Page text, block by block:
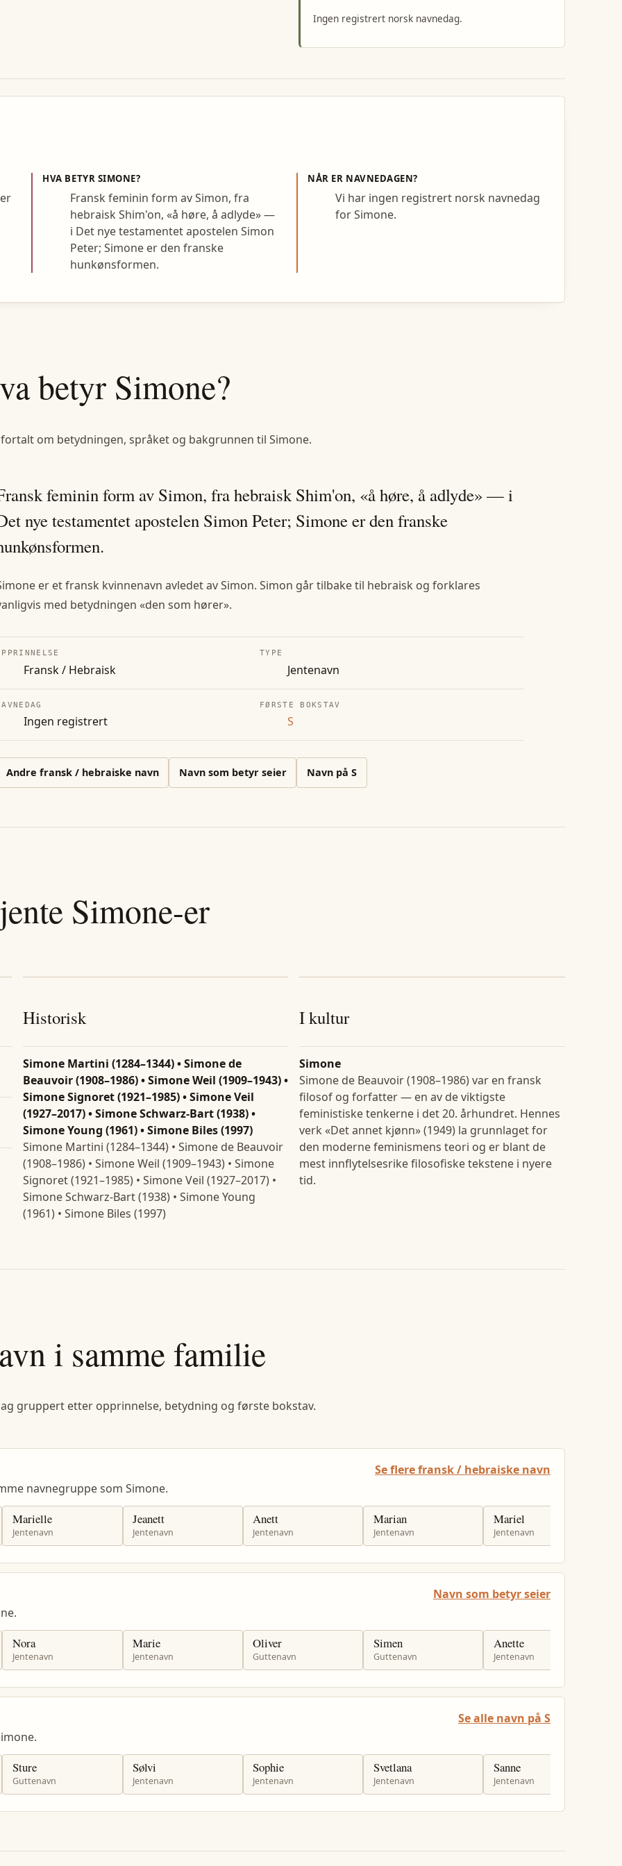
Ingen registrert norsk navnedag.
HVA BETYR SIMONE?
Fransk feminin form av Simon, fra
hebraisk Shim'on, «å høre, å adlyde» —
i Det nye testamentet apostelen Simon
Peter; Simone er den franske
hunkønsformen.
NÅR ER NAVNEDAGEN?
Vi har ingen registrert norsk navnedag
for Simone.
betyr Simone?
om betydningen, språket og bakgrunnen til Simone.
feminin form av Simon, fra hebraisk Shim'on, «å høre, å adlyde» — i
nye testamentet apostelen Simon Peter; Simone er den franske
er et fransk kvinnenavn avledet av Simon. Simon går tilbake til hebraisk og forklares
med betydningen «den som hører».
Fransk / Hebraisk
TYPE
Jentenavn
Ingen registrert
FØRSTE BOKSTAV
S
Andre fransk / hebraiske navn Navn som betyr seier Navn på S
Simone-er
Historisk
Simone Martini (1284–1344) • Simone de
Beauvoir (1908–1986) • Simone Weil (1909–1943) •
Simone Signoret (1921–1985) • Simone Veil
(1927–2017) • Simone Schwarz-Bart (1938) •
Simone Young (1961) • Simone Biles (1997)
Simone Martini (1284–1344) • Simone de Beauvoir
(1908–1986) • Simone Weil (1909–1943) • Simone
Signoret (1921–1985) • Simone Veil (1927–2017) •
Simone Schwarz-Bart (1938) • Simone Young
(1961) • Simone Biles (1997)
I kultur
Simone
Simone de Beauvoir (1908–1986) var en fransk
filosof og forfatter — en av de viktigste
feministiske tenkerne i det 20. århundret. Hennes
verk «Det annet kjønn» (1949) la grunnlaget for
den moderne feminismens teori og er blant de
mest innflytelsesrike filosofiske tekstene i nyere
tid.
i samme familie
gruppert etter opprinnelse, betydning og første bokstav.
navnegruppe som Simone.
Se flere fransk / hebraiske navn
Marielle
Jentenavn
Jeanett
Jentenavn
Anett
Jentenavn
Marian
Jentenavn
Mariel
Jentenavn
Navn som betyr seier
Nora
Jentenavn
Marie
Jentenavn
Oliver
Guttenavn
Simen
Guttenavn
Anette
Jentenavn
Se alle navn på S
Sture
Guttenavn
Sølvi
Jentenavn
Sophie
Jentenavn
Svetlana
Jentenavn
Sanne
Jentenavn